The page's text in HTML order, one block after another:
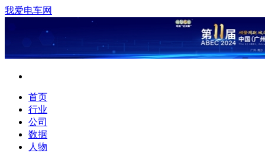
我爱电车网
首页
行业
公司
数据
人物